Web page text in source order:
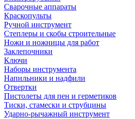
Сварочные аппараты
Краскопульты
Ручной инструмент
Степлеры и скобы строительные
Ножи и ножницы для работ
Заклепочники
Ключи
Наборы инструмента
Напильники и надфили
Отвертки
Пистолеты для пен и герметиков
Тиски, стамески и струбцины
Ударно-рычажный инструмент